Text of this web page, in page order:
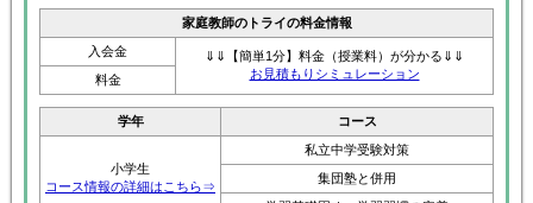
家庭教師のトライの料金情報
入会金
⇓⇓【簡単1分】料金（授業料）が分かる⇓⇓
お見積もりシミュレーション
料金
学年 コース
小学生
コース情報の詳細はこちら⇒
私立中学受験対策
集団塾と併用